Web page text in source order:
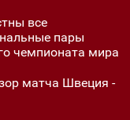
все
пары
чемпионата мира
матча Швеция -